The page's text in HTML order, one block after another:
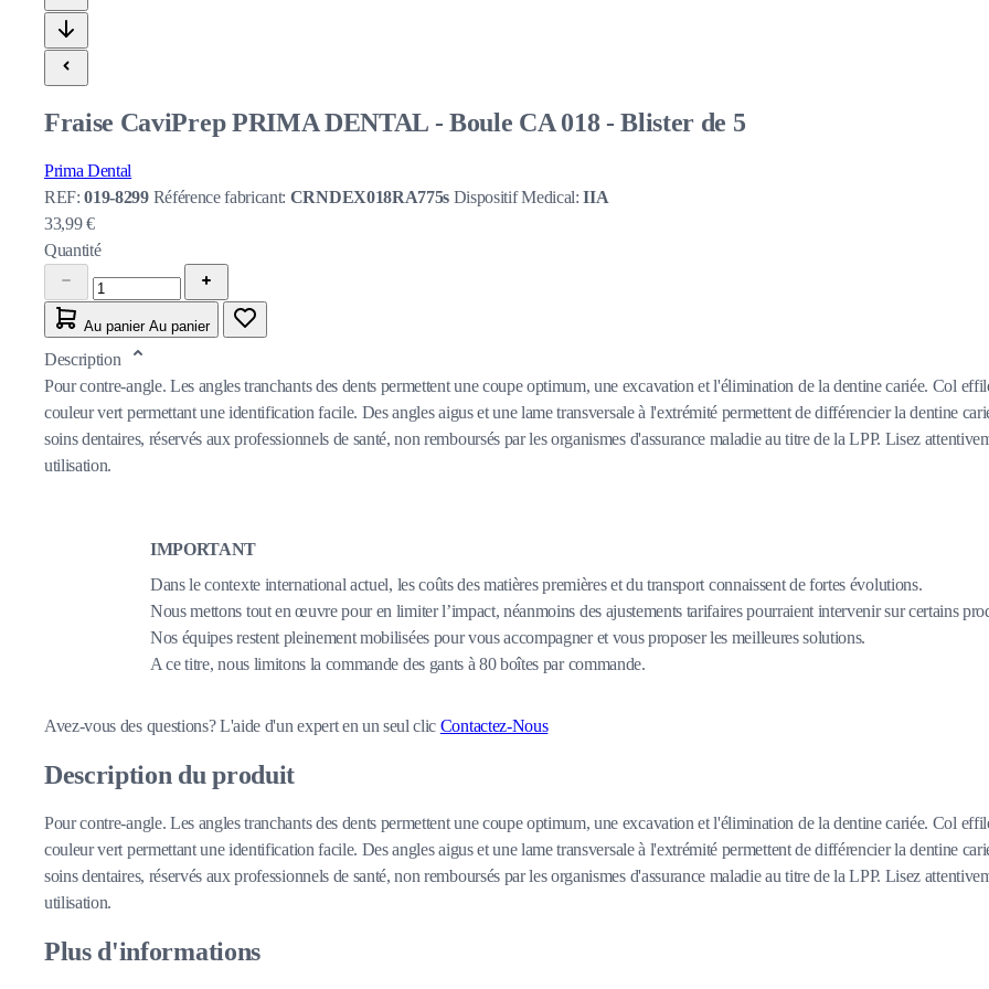
Fraise CaviPrep PRIMA DENTAL - Boule CA 018 - Blister de 5
Prima Dental
REF:019-8299 Référence fabricant: CRNDEX018RA775s Dispositif Medical:IIA
33,99 €
Quantité
Au panier Au panier
Description
Pour contre-angle. Les angles tranchants des dents permettent une coupe optimum, une excavation et l'élimination de la dentine cariée. Col
couleur vert permettant une identification facile. Des angles aigus et une lame transversale à l'extrémité permettent de différencier la dentine
soins dentaires, réservés aux professionnels de santé, non remboursés par les organismes d'assurance maladie au titre de la LPP. Lisez
utilisation.
IMPORTANT
Dans le contexte international actuel, les coûts des matières premières et du transport connaissent de fortes évolutions.
Nous mettons tout en œuvre pour en limiter l’impact, néanmoins des ajustements tarifaires pourraient intervenir sur certains
Nos équipes restent pleinement mobilisées pour vous accompagner et vous proposer les meilleures solutions.
A ce titre, nous limitons la commande des gants à 80 boîtes par commande.
Avez-vous des questions?L'aide d'un expert en un seul clic Contactez-Nous
Description du produit
Pour contre-angle. Les angles tranchants des dents permettent une coupe optimum, une excavation et l'élimination de la dentine cariée. Col
couleur vert permettant une identification facile. Des angles aigus et une lame transversale à l'extrémité permettent de différencier la dentine
soins dentaires, réservés aux professionnels de santé, non remboursés par les organismes d'assurance maladie au titre de la LPP. Lisez
utilisation.
Plus d'informations